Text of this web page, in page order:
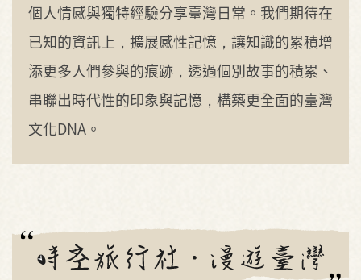
個人情感與獨特經驗分享臺灣日常。我們期待在
已知的資訊上，擴展感性記憶，讓知識的累積增
添更多人們參與的痕跡，透過個別故事的積累、
串聯出時代性的印象與記憶，構築更全面的臺灣
文化DNA。